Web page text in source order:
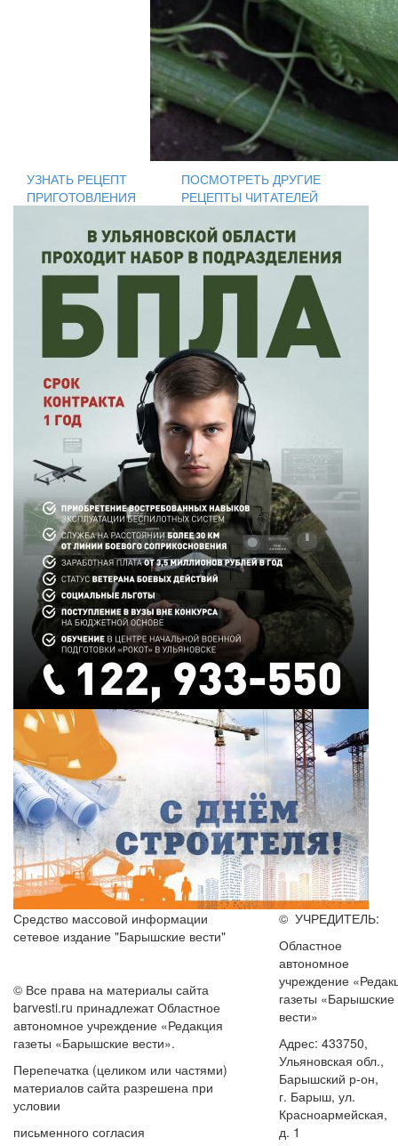
УЗНАТЬ РЕЦЕПТ
ПРИГОТОВЛЕНИЯ
ПОСМОТРЕТЬ ДРУГИЕ
РЕЦЕПТЫ ЧИТАТЕЛЕЙ
Средство массовой информации
сетевое издание "Барышские вести"
© Все права на материалы сайта
barvesti.ru принадлежат Областное
автономное учреждение «Редакция
газеты «Барышские вести».
Перепечатка (целиком или частями)
материалов сайта разрешена при
условии
письменного согласия
© УЧРЕДИТЕЛЬ:
Областное
автономное
учреждение
газеты «Барышские
вести»
Адрес: 433750,
Ульяновская обл.,
Барышский р-он,
г. Барыш, ул.
Красноармейская,
д. 1